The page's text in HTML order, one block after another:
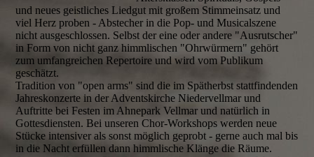
und neues geistliches Liedgut mit großem Stimmeinsatz und
viel Herz proben - Abstecher in die Pop- und Musicalszene
nicht ausgeschlossen. Selbst der eine oder andere "Ausrutscher"
in Form von nicht ganz himmlischen "Ohrwürmern" gehört
zum umfangreichen Repertoire und wird vom Publikum
geschätzt.
Tradition von "open arms" sind die im Spätherbst stattfindenden
Jahreskonzerte in der Adventskirche Niedervellmar und
Auftritte bei Festen im Ahnepark Vellmar und natürlich in
Gottesdiensten. Bei unseren Chor-Workshops werden neue
Stücke intensiver als sonst möglich geprobt - gerne auch mal bis
in die Nacht erfüllen dann himmlische Klänge die Räume.